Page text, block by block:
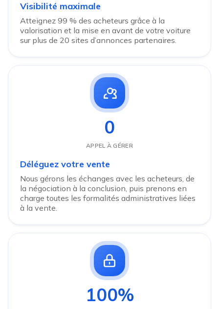
Visibilité maximale
Atteignez 99 % des acheteurs grâce à la
valorisation et la mise en avant de votre voiture
sur plus de 20 sites d’annonces partenaires.
0
APPEL À GÉRER
Déléguez votre vente
Nous gérons les échanges avec les acheteurs, de
la négociation à la conclusion, puis prenons en
charge toutes les formalités administratives liées
à la vente.
100%